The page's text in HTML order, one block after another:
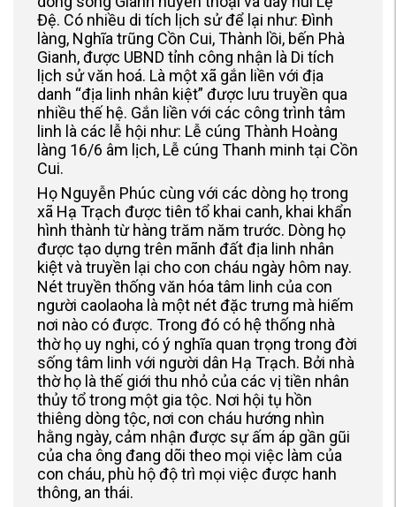
Đệ. Có nhiều di tích lịch sử để lại như: Đình
làng, Nghĩa trũng Cồn Cui, Thành lồi, bến Phà
Gianh, được UBND tỉnh công nhận là Di tích
lịch sử văn hoá. Là một xã gắn liền với địa
danh “địa linh nhân kiệt” được lưu truyền qua
nhiều thế hệ. Gắn liền với các công trình tâm
linh là các lễ hội như: Lễ cúng Thành Hoàng
làng 16/6 âm lịch, Lễ cúng Thanh minh tại Cồn
Cui.
Họ Nguyễn Phúc cùng với các dòng họ trong
xã Hạ Trạch được tiên tổ khai canh, khai khẩn
hình thành từ hàng trăm năm trước. Dòng họ
được tạo dựng trên mãnh đất địa linh nhân
kiệt và truyền lại cho con cháu ngày hôm nay.
Nét truyền thống văn hóa tâm linh của con
người caolaoha là một nét đặc trưng mà hiếm
nơi nào có được. Trong đó có hệ thống nhà
thờ họ uy nghi, có ý nghĩa quan trọng trong đời
sống tâm linh với người dân Hạ Trạch. Bởi nhà
thờ họ là thế giới thu nhỏ của các vị tiền nhân
thủy tổ trong một gia tộc. Nơi hội tụ hồn
thiêng dòng tộc, nơi con cháu hướng nhìn
hằng ngày, cảm nhận được sự ấm áp gần gũi
của cha ông đang dõi theo mọi việc làm của
con cháu, phù hộ độ trì mọi việc được hanh
thông, an thái.